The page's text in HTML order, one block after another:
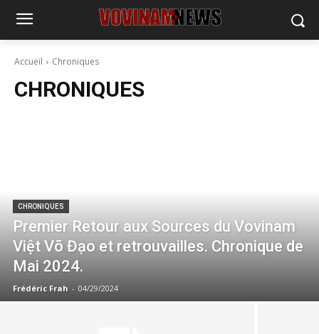
Accueil Chroniques
CHRONIQUES
CHRONIQUES
Premier Retour aux Sources du Vovinam
Việt Võ Đạo et retrouvailles. Chronique de
Mai 2024.
Frédéric Frah - 04/29/2024